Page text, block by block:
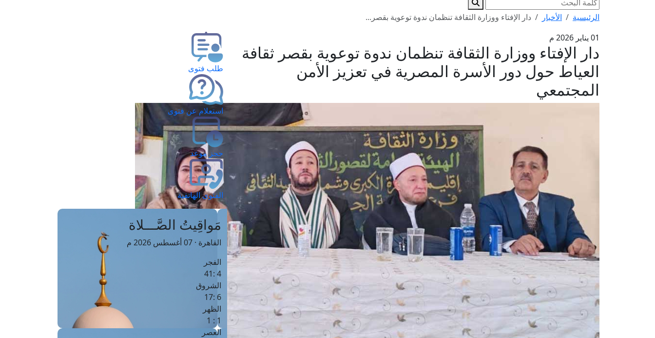
الرئيسية الأخبار
دار الإفتاء ووزارة الثقافة تنظمان ندوة توعوية بقصر...
01 يناير 2026 م
دار الإفتاء ووزارة الثقافة تنظمان ندوة توعوية بقصر ثقافة
العياط حول دور الأسرة المصرية في تعزيز الأمن
المجتمعي
طلب فتوى
استعلام عن فتوى
حجز موعد
الفتوى الهاتفية
مَواقِيتُ الصَّـــلاة
القاهرة · 07 أغسطس 2026 م
الفجر
4 :41
الشروق
6 :17
الظهر
1 : 1
العصر